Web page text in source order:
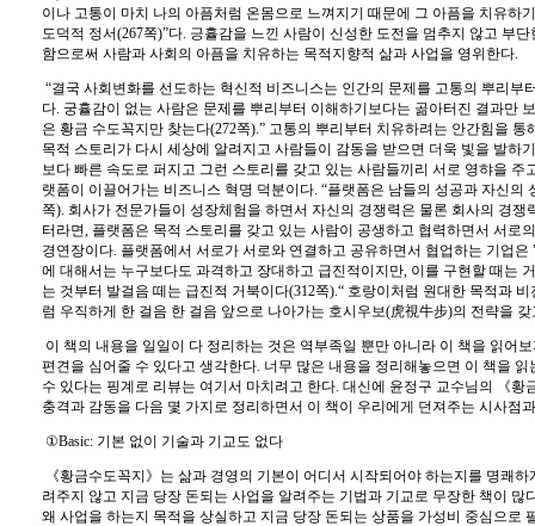
이나 고통이 마치 나의 아픔처럼 온몸으로 느껴지기 때문에 그 아픔을 치유하
도덕적 정서(267쪽)”다. 긍휼감을 느낀 사람이 신성한 도전을 멈추지 않고 부
함으로써 사람과 사회의 아픔을 치유하는 목적지향적 삶과 사업을 영위한다.
“결국 사회변화를 선도하는 혁신적 비즈니스는 인간의 문제를 고통의 뿌리부
다. 궁휼감이 없는 사람은 문제를 뿌리부터 이해하기보다는 곪아터진 결과만
은 황금 수도꼭지만 찾는다(272쪽).” 고통의 뿌리부터 치유하려는 안간힘을 통
목적 스토리가 다시 세상에 알려지고 사람들이 감동을 받으면 더욱 빛을 발하
보다 빠른 속도로 퍼지고 그런 스토리를 갖고 있는 사람들끼리 서로 영햐을 주
랫폼이 이끌어가는 비즈니스 혁명 덕분이다. “플랫폼은 남들의 성공과 자신의
쪽). 회사가 전문가들이 성장체험을 하면서 자신의 경쟁력은 물론 회사의 경쟁
터라면, 플랫폼은 목적 스토리를 갖고 있는 사람이 공생하고 협력하면서 서로
경연장이다. 플랫폼에서 서로가 서로와 연결하고 공유하면서 협업하는 기업은
에 대해서는 누구보다도 과격하고 장대하고 급진적이지만, 이를 구현할 때는
는 것부터 발걸음 떼는 급진적 거북이다(312쪽).“ 호랑이처럼 원대한 목적과
럼 우직하게 한 걸음 한 걸음 앞으로 나아가는 호시우보(虎視牛步)의 전략을
이 책의 내용을 일일이 다 정리하는 것은 역부족일 뿐만 아니라 이 책을 읽어
편견을 심어줄 수 있다고 생각한다. 너무 많은 내용을 정리해놓으면 이 책을
수 있다는 핑계로 리뷰는 여기서 마치려고 한다. 대신에 윤정구 교수님의 《황
충격과 감동을 다음 몇 가지로 정리하면서 이 책이 우리에게 던져주는 시사점
①Basic: 기본 없이 기술과 기교도 없다
《황금수도꼭지 》 는 삶과 경영의 기본이 어디서 시작되어야 하는지를 명쾌하
려주지 않고 지금 당장 돈되는 사업을 알려주는 기법과 기교로 무장한 책이 많
왜 사업을 하는지 목적을 상실하고 지금 당장 돈되는 상품을 가성비 중심으로